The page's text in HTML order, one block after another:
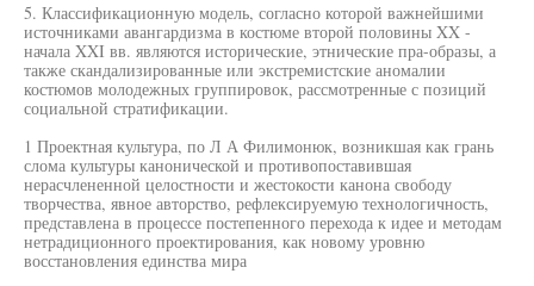
5. Классификационную модель, согласно которой важнейшими
источниками авангардизма в костюме второй половины XX -
начала XXI вв. являются исторические, этнические пра-образы, а
также скандализированные или экстремистские аномалии
костюмов молодежных группировок, рассмотренные с позиций
социальной стратификации.
1 Проектная культура, по Л А Филимонюк, возникшая как грань
слома культуры канонической и противопоставившая
нерасчлененной целостности и жестокости канона свободу
творчества, явное авторство, рефлексируемую технологичность,
представлена в процессе постепенного перехода к идее и методам
нетрадиционного проектирования, как новому уровню
восстановления единства мира